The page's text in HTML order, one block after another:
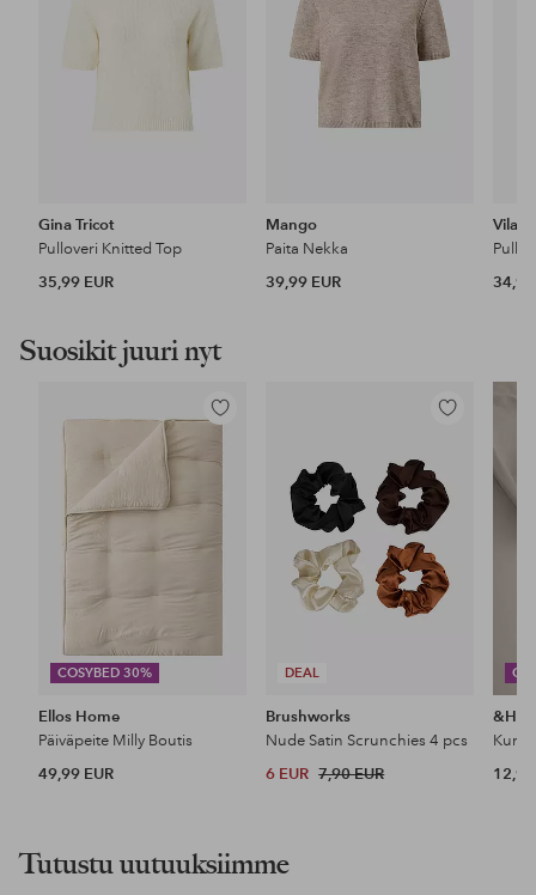
Gina Tricot
Pulloveri Knitted Top
35,99 EUR
Mango
Paita Nekka
39,99 EUR
Vila
34,99
Suosikit juuri nyt
COSYBED 30%
Lisää
Ellos Home
Päiväpeite Milly Boutis
49,99 EUR
DEAL
Lisää
Brushworks
Nude Satin Scrunchies 4 pcs
6 EUR 7,90 EUR 12,99
Tutustu uutuuksiimme